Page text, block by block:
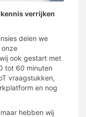
verrijken
delen we
ook gestart met
tot 60 minuten
vraagstukken,
en nog
hebben wij